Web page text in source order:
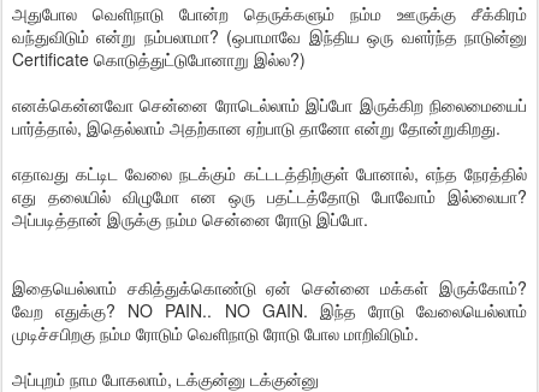
அதுபோல வெளிநாடு போன்ற தெருக்களும் நம்ம ஊருக்கு சீக்கிரம்
வந்துவிடும் என்று நம்பலாமா? (ஒபாமாவே இந்திய ஒரு வளர்ந்த நாடுன்னு
Certificate கொடுத்துட்டுபோனாறு இல்ல?)
எனக்கென்னவோ சென்னை ரோடெல்லாம் இப்போ இருக்கிற நிலைமையைப்
பார்த்தால், இதெல்லாம் அதற்கான ஏற்பாடு தானோ என்று தோன்றுகிறது.
எதாவது கட்டிட வேலை நடக்கும் கட்டடத்திற்குள் போனால், எந்த நேரத்தில்
எது தலையில் விழுமோ என ஒரு பதட்டத்தோடு போவோம் இல்லையா?
அப்படித்தான் இருக்கு நம்ம சென்னை ரோடு இப்போ.
இதையெல்லாம் சகித்துக்கொண்டு ஏன் சென்னை மக்கள் இருக்கோம்?
வேற எதுக்கு? NO PAIN.. NO GAIN. இந்த ரோடு வேலையெல்லாம்
முடிச்சபிறகு நம்ம ரோடும் வெளிநாடு ரோடு போல மாறிவிடும்.
அப்புறம் நாம போகலாம், டக்குன்னு டக்குன்னு